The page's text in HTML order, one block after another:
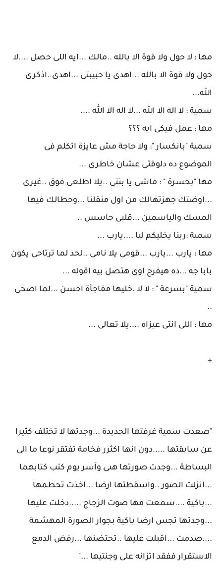
مها : لا حول ولا قوة الا بالله ..مالك ...ايه اللى حصل ....لا
حول ولا قوة الا بالله ...اهدى يا حبيبتى ...اهدى..اذكرى
الله...
سمية : لا اله الا الله ...لا اله الا الله ....
مها : عمل فيكى ايه ؟؟؟
سمية "بانكسار ": ولا حاجة مش عايزة اتكلم فى
الموضوع ده دلوقتى عشان خاطرى ...
مها "بحسرة " : ماشى يا بنتى ..يلا اطلعى فوق ..غيرى
...اوضتك جهزتهالك من اول منقلنا ...وحطالك فيها
المسك والياسمين ...قلبى حاسس ..
سمية :ربنا يخليكم ليا ....يارب ...
مها : يارب ...يارب ...قومى يلا نامى ..لحد لما ترتاحى يكون
بابا جه ...ده هيفرح اوى هتصل بيه اقوله ...
سمية "بسرعة " : لا لا .خليها مفاجأة احسن ...لما اصحى
..
مها : اللى انتى عيزاه ....يلا تعالى ...
+
"صعدت سمية غرفتها الجديدة ...وجدتها لا تختلف كثيرا
عن سابقتها .....دون انها اكثرر فخامة تفتقر نوعا ما الى
البساطة ...وجدت صورتها هىى وآسر يوم كتب كتابهما
...انزلت الصور ..واسقطتها ارضا ...اخذت تحطمها
...باكية ....سمعت مها صوت الزجاج .....دخلت عليها
...وجدتها تجس ارضا باكية بجوار الصورة المهشمة
....صدمت ...اقبلت عليها ..تحتضنها ...رفض الدمع
الاستقرار ففقد اتزانه على وجنتيها ..."